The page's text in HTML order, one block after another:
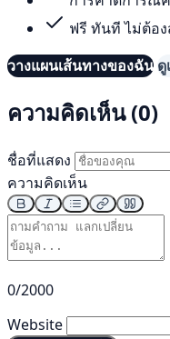
ฟรี ทันที ไม่ต้อ
วางแผนเส้นทางของฉัน ดู
ความคิดเห็น (0)
ชื่อที่แสดง
ความคิดเห็น
0/2000
Website